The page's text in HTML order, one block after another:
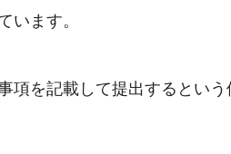
います。
を記載して提出するという